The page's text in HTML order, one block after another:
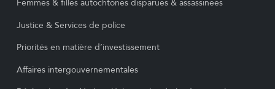
Femmes & filles autochtones disparues & assassinées
Justice & Services de police
Priorités en matière d’investissement
Affaires intergouvernementales